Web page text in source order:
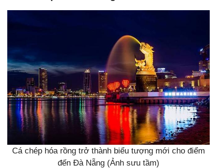
Cá chép hóa rồng trở thành biểu tượng mới cho điểm
đến Đà Nẵng (Ảnh sưu tầm)